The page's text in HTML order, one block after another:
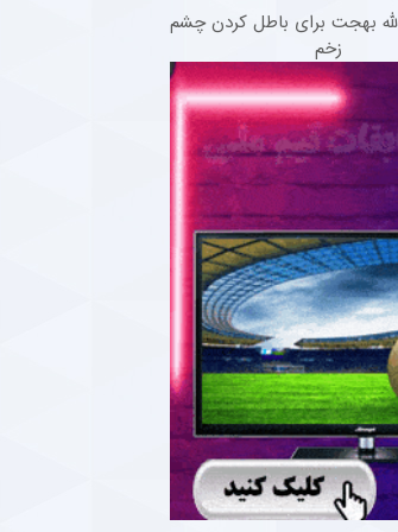
بهجت برای باطل کردن چشم
زخم